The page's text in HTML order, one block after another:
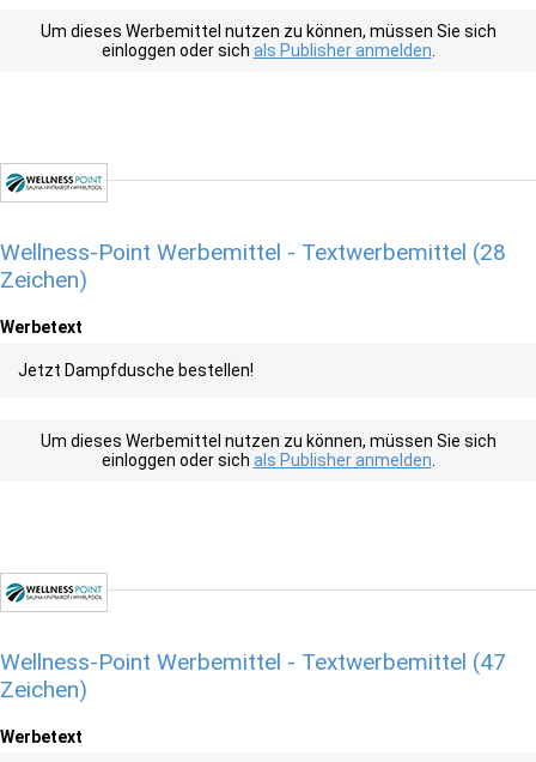
Um dieses Werbemittel nutzen zu können, müssen Sie sich
einloggen oder sich als Publisher anmelden
Wellness-Point Werbemittel - Textwerbemittel (28
Zeichen)
Werbetext
Jetzt Dampfdusche bestellen!
Um dieses Werbemittel nutzen zu können, müssen Sie sich
einloggen oder sich als Publisher anmelden
Wellness-Point Werbemittel - Textwerbemittel (47
Zeichen)
Werbetext